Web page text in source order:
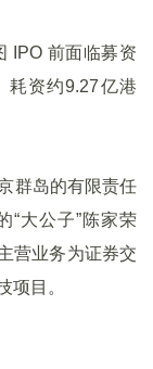
IPO 前面临募资
耗资约9.27亿港
群岛的有限责任
“大公子”陈家荣
营业务为证券交
项目。